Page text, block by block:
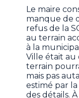
Le maire
manque de
refus de la
au terrain
à la
Ville était au
terrain
mais pas
estimé par la
des détails.